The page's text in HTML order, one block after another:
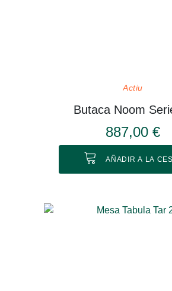
Actiu
Butaca Noom
887,00 €
AÑADIR A LA